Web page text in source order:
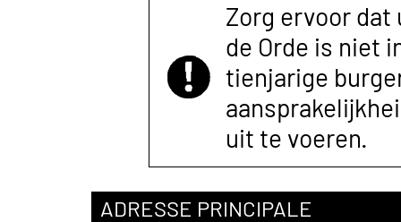
Zorg ervoor
de Orde is niet
tienjarige
uit te voeren.
ADRESSE PRINCIPALE